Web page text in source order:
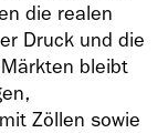
die realen
Druck und die
bleibt
Zöllen sowie